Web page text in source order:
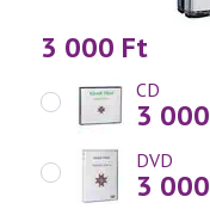
3 000 Ft
CD
3 000
DVD
3 000